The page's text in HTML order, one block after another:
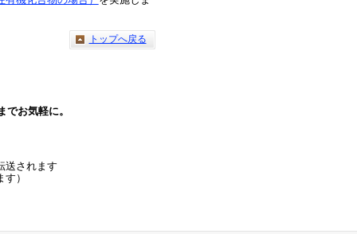
トップへ戻る
お気軽に。
送されます
）